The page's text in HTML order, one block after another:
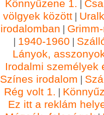
Könnyűzene 1. |
völgyek között |
irodalomban |
| 1940-1960 |
Lányok,
Irodalmi személyek
Színes irodalom |
Rég volt 1. |
Ez itt a reklám